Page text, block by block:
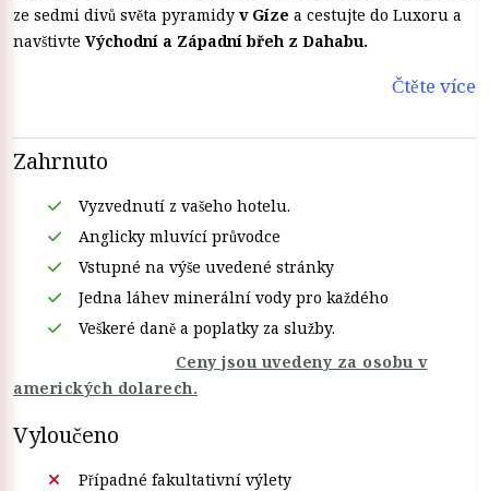
ze sedmi divů světa pyramidy v Gíze a cestujte do Luxoru a
navštivte Východní a Západní břeh z Dahabu.
Čtěte více
Zahrnuto
Vyzvednutí z vašeho hotelu.
Anglicky mluvící průvodce
Vstupné na výše uvedené stránky
Jedna láhev minerální vody pro každého
Veškeré daně a poplatky za služby.
Ceny jsou uvedeny za osobu v
amerických dolarech.
Vyloučeno
Případné fakultativní výlety